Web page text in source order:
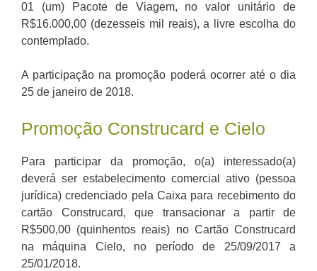
01 (um) Pacote de Viagem, no valor unitário de
R$16.000,00 (dezesseis mil reais), a livre escolha do
contemplado.
A participação na promoção poderá ocorrer até o dia
25 de janeiro de 2018.
Promoção Construcard e Cielo
Para participar da promoção, o(a) interessado(a)
deverá ser estabelecimento comercial ativo (pessoa
jurídica) credenciado pela Caixa para recebimento do
cartão Construcard, que transacionar a partir de
R$500,00 (quinhentos reais) no Cartão Construcard
na máquina Cielo, no período de 25/09/2017 a
25/01/2018.